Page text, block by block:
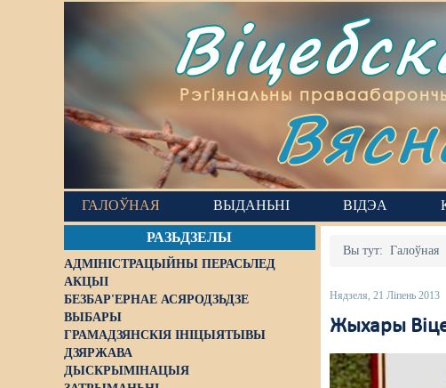
Рэгіянальны
ГАЛОЎНАЯ ВЫДАНЬНІ ВІДЭА
РАЗЬДЗЕЛЫ
АДМІНІСТРАЦЫЙНЫ ПЕРАСЬЛЕД
АКЦЫІ
БЕЗБАР'ЕРНАЕ АСЯРОДЗЬДЗЕ
ВЫБАРЫ
ГРАМАДЗЯНСКІЯ ІНІЦЫЯТЫВЫ
ДЗЯРЖАВА
ДЫСКРЫМІНАЦЫЯ
Вы тут:Галоўная
Нядзеля, 21 Ліпень 2013
Жыхары